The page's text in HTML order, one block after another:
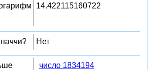
14.422115160722
Нет
число 1834194